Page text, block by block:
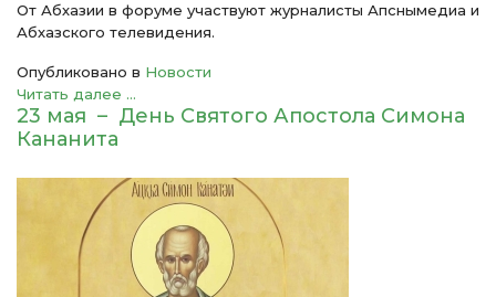
От Абхазии в форуме участвуют журналисты Апснымедиа и
Абхазского телевидения.
Опубликовано в Новости
Читать далее ...
23 мая – День Святого Апостола Симона
Кананита